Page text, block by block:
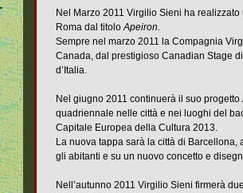
Nel Marzo 2011 Virgilio Sieni ha
Roma dal titoloApeiron.
Sempre nel marzo 2011 la Compagnia
Canada, dal prestigioso Canadian Stage
d’Italia.
Nel giugno 2011 continuerà il suo progetto
quadriennale nelle città e nei luoghi del
Capitale Europea della Cultura 2013.
La nuova tappa sarà la città di Barcellona,
gli abitanti e su un nuovo concetto e
Nell’autunno 2011 Virgilio Sieni firmerà